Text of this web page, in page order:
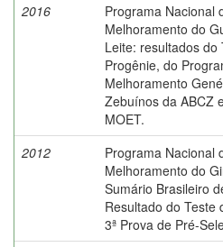
2016
Programa Nacional
Melhoramento do
Leite: resultados do
Progênie, do
Melhoramento
Zebuínos da ABCZ
MOET.
2012
Programa Nacional
Melhoramento do
Sumário Brasileiro
Resultado do Teste
3ª Prova de Pré-